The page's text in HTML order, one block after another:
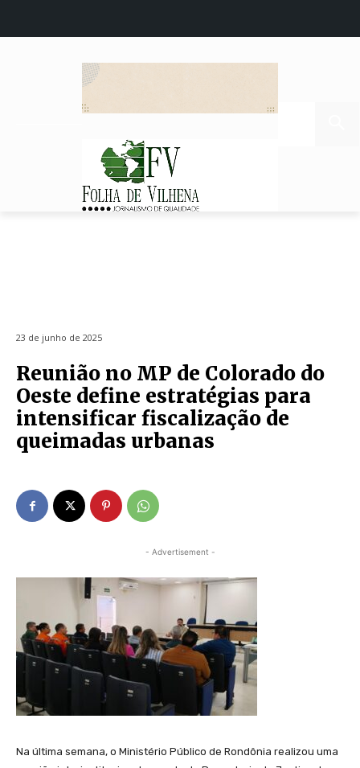
23 de junho de 2025
Reunião no MP de Colorado do
Oeste define estratégias para
intensificar fiscalização de
queimadas urbanas
- Advertisement -
Na última semana, o Ministério Público de Rondônia realizou uma